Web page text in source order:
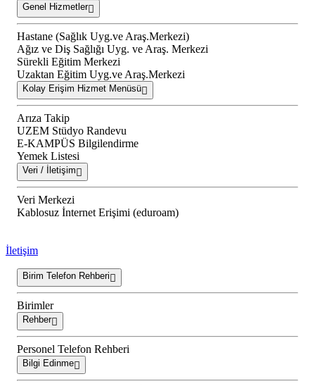
Genel Hizmetler
Hastane (Sağlık Uyg.ve Araş.Merkezi)
Ağız ve Diş Sağlığı Uyg. ve Araş. Merkezi
Sürekli Eğitim Merkezi
Uzaktan Eğitim Uyg.ve Araş.Merkezi
Kolay Erişim Hizmet Menüsü
Arıza Takip
UZEM Stüdyo Randevu
E-KAMPÜS Bilgilendirme
Yemek Listesi
Veri / İletişim
Veri Merkezi
Kablosuz İnternet Erişimi (eduroam)
İletişim
Birim Telefon Rehberi
Birimler
Rehber
Personel Telefon Rehberi
Bilgi Edinme